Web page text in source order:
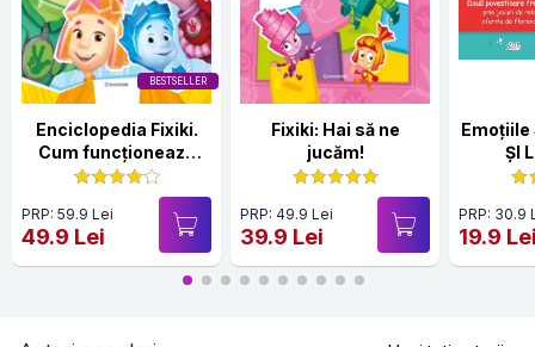
BESTSELLER
Enciclopedia Fixiki.
Cum funcționează
lucrurile
PRP: 59.9 Lei
49.9 Lei
Fixiki: Hai să ne
jucăm!
PRP: 49.9 Lei
39.9 Lei
Emoțiile
ȘI
PRP: 30.9
19.9